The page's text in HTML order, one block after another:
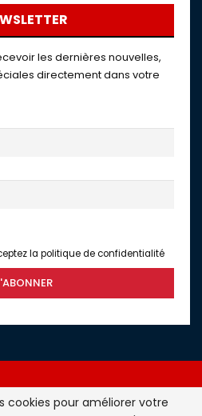
les dernières nouvelles,
directement dans votre
la politique de confidentialité
cookies pour améliorer votre